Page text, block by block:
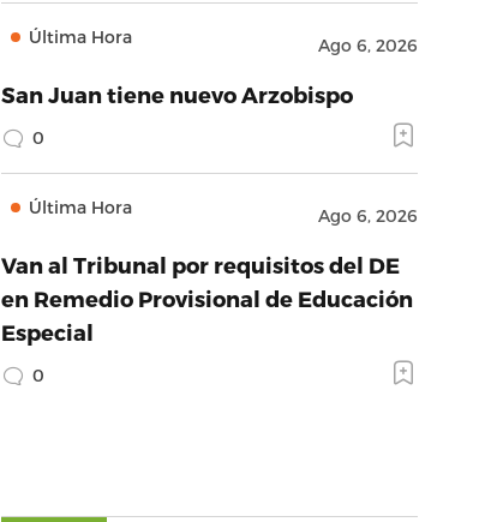
Última Hora Ago 6, 2026
San Juan tiene nuevo Arzobispo
0
Última Hora Ago 6, 2026
Van al Tribunal por requisitos del DE
en Remedio Provisional de Educación
Especial
0